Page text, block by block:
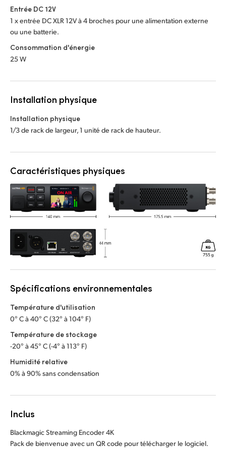
Entrée DC 12V
1 x entrée DC XLR 12V à 4 broches pour une alimentation externe
ou une batterie.
Consommation d'énergie
25 W
Installation physique
Installation physique
1/3 de rack de largeur, 1 unité de rack de hauteur.
Caractéristiques physiques
Spécifications environnementales
Température d'utilisation
0° C à 40° C (32° à 104° F)
Température de stockage
-20° à 45° C (-4° à 113° F)
Humidité relative
0% à 90% sans condensation
Inclus
Blackmagic Streaming Encoder 4K
Pack de bienvenue avec un QR code pour télécharger le logiciel.